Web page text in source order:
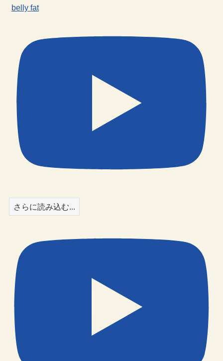
belly fat
さらに読み込む...